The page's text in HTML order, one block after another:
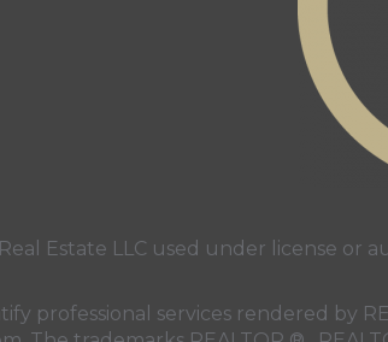
facebook page
Twitter page
21 Canada's Instagram page
21 Canada's YouTube page
Estate LLC used under license or
professional services rendered by